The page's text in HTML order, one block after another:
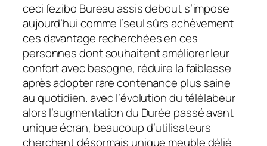
ceci fezibo Bureau assis debout s’impose
aujourd’hui comme l’seul sûrs achèvement
ces davantage recherchées en ces
personnes dont souhaitent améliorer leur
confort avec besogne, réduire la faiblesse
après adopter rare contenance plus saine
au quotidien. avec l’évolution du télélabeur
alors l’augmentation du Durée passé avant
unique écran, beaucoup d’utilisateurs
cherchent désormais unique meuble délié